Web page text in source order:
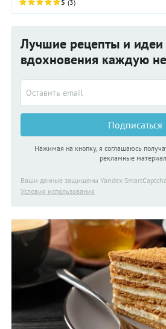
стейк и как его приготовить.
5 (3)
Лучшие рецепты и идеи
вдохновения каждую
Подписаться
Нажимая на кнопку, я соглашаюсь
рекламные
Ваши данные защищены Yandex SmartCaptcha
Условия использования